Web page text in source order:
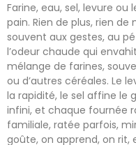
Farine, eau, sel, levure
pain. Rien de plus, rien
souvent aux gestes, au
l’odeur chaude qui
mélange de farines,
ou d’autres céréales. Le
la rapidité, le sel affine le
infini, et chaque fournée
familiale, ratée parfois,
goûte, on apprend, on rit,